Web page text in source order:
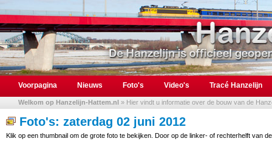
Voorpagina Nieuws Foto's Video's Tracé Hanzelijn
Welkom op Hanzelijn-Hattem.nl » Hier vindt u informatie over de bouw van de
Foto's: zaterdag 02 juni 2012
Klik op een thumbnail om de grote foto te bekijken. Door op de linker- of rechterhelft van